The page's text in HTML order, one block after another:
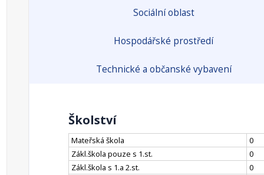
Sociální oblast
Hospodářské prostředí
Technické a občanské vybavení
Školství
Mateřská škola
0
Zákl.škola pouze s 1.st.
0
Zákl.škola s 1.a 2.st.
0